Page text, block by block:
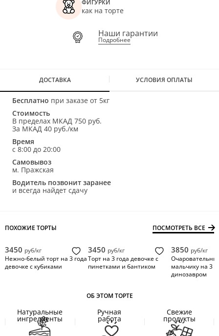
ФИГУРКИ
как на торте
Наши гарантии
Подробнее
ДОСТАВКА УСЛОВИЯ ОПЛАТЫ
Бесплатно при заказе от 5кг
Стоимость
В пределах МКАД 750 руб.
За МКАД 40 руб./км
Время
с 8:00 до 20:00
Самовывоз
м. Пражская
Водитель позвонит заранее
и всегда найдет сдачу
ПОХОЖИЕ ТОРТЫ ПОСМОТРЕТЬ ВСЕ
3450 руб/кг
Нежно-белый торт на 3 года
девочке с кубиками
3450 руб/кг
Торт на 3 года девочке с
пинетками и бантиком
3850 руб/кг
мальчику на 3
динозавром
ОБ ЭТОМ ТОРТЕ
Натуральные
ингредиенты
Ручная
работа
Свежие
продукты